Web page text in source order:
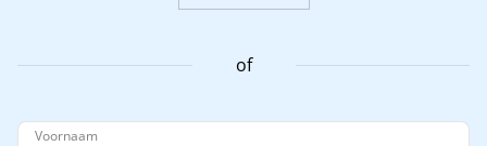
of
Voornaam